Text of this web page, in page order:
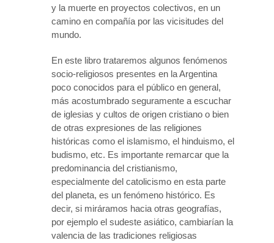
y la muerte en proyectos colectivos, en un
camino en compañía por las vicisitudes del
mundo.
En este libro trataremos algunos fenómenos
socio-religiosos presentes en la Argentina
poco conocidos para el público en general,
más acostumbrado seguramente a escuchar
de iglesias y cultos de origen cristiano o bien
de otras expresiones de las religiones
históricas como el islamismo, el hinduismo, el
budismo, etc. Es importante remarcar que la
predominancia del cristianismo,
especialmente del catolicismo en esta parte
del planeta, es un fenómeno histórico. Es
decir, si miráramos hacia otras geografías,
por ejemplo el sudeste asiático, cambiarían la
valencia de las tradiciones religiosas